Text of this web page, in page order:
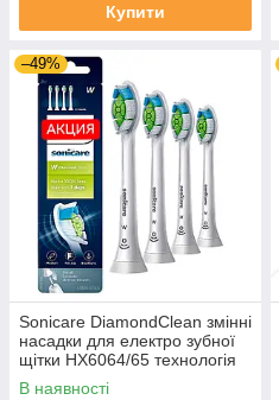
Купити
–49%
Sonicare DiamondClean змінні
насадки для електро зубної
щітки HX6064/65 технологія
BrushSync 4 шт.
В наявності